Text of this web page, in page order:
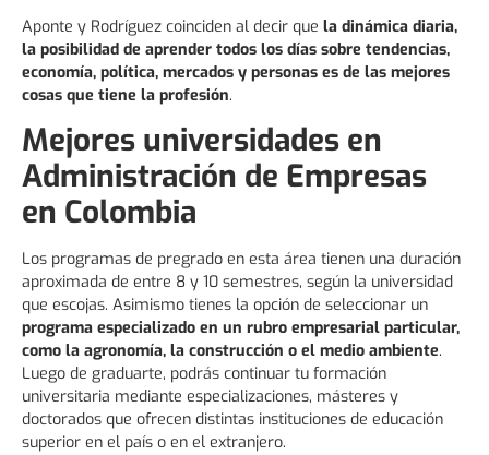
Aponte y Rodríguez coinciden al decir que la dinámica diaria,
la posibilidad de aprender todos los días sobre tendencias,
economía, política, mercados y personas es de las mejores
cosas que tiene la profesión.
Mejores universidades en
Administración de Empresas
en Colombia
Los programas de pregrado en esta área tienen una duración
aproximada de entre 8 y 10 semestres, según la universidad
que escojas. Asimismo tienes la opción de seleccionar un
programa especializado en un rubro empresarial particular,
como la agronomía, la construcción o el medio ambiente.
Luego de graduarte, podrás continuar tu formación
universitaria mediante especializaciones, másteres y
doctorados que ofrecen distintas instituciones de educación
superior en el país o en el extranjero.